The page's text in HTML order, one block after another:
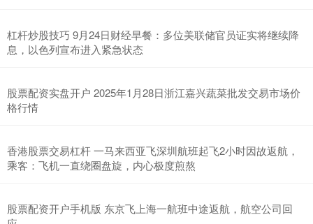
杠杆炒股技巧 9月24日财经早餐：多位美联储官员证实将继续降
息，以色列宣布进入紧急状态
股票配资实盘开户 2025年1月28日浙江嘉兴蔬菜批发交易市场价
格行情
香港股票交易杠杆 一马来西亚飞深圳航班起飞2小时因故返航，
乘客：飞机一直绕圈盘旋，内心极度煎熬
股票配资开户手机版 东京飞上海一航班中途返航，航空公司回